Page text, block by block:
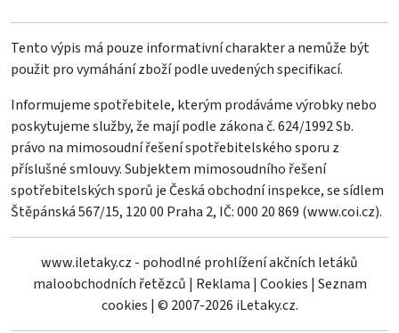
Tento výpis má pouze informativní charakter a nemůže být
použit pro vymáhání zboží podle uvedených specifikací.
Informujeme spotřebitele, kterým prodáváme výrobky nebo
poskytujeme služby, že mají podle zákona č. 624/1992 Sb.
právo na mimosoudní řešení spotřebitelského sporu z
příslušné smlouvy. Subjektem mimosoudního řešení
spotřebitelských sporů je Česká obchodní inspekce, se sídlem
Štěpánská 567/15, 120 00 Praha 2, IČ: 000 20 869 (www.coi.cz).
www.iletaky.cz - pohodlné prohlížení akčních letáků
maloobchodních řetězců | Reklama | Cookies | Seznam
cookies | © 2007-2026 iLetaky.cz.